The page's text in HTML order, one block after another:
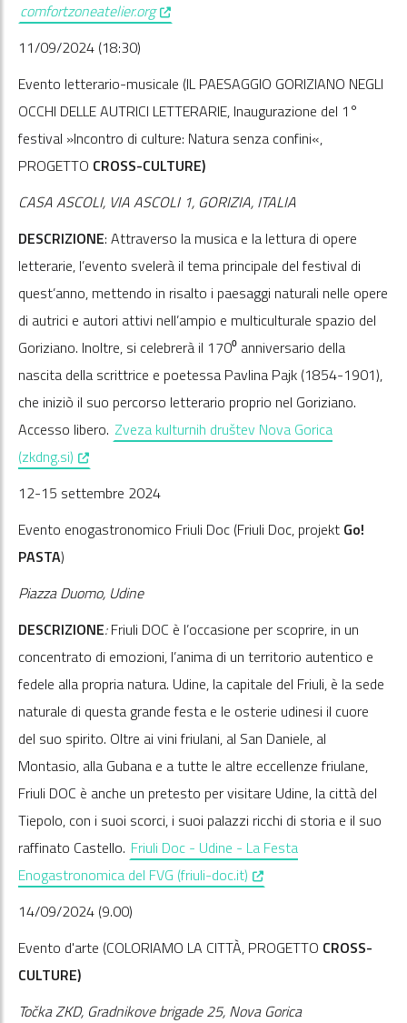
comfortzoneatelier.org, opens in a new window
11/09/2024 (18:30)
Evento letterario-musicale (IL PAESAGGIO GORIZIANO NEGLI
OCCHI DELLE AUTRICI LETTERARIE, Inaugurazione del 1°
festival »Incontro di culture: Natura senza confini«,
PROGETTO CROSS-CULTURE)
CASA ASCOLI, VIA ASCOLI 1, GORIZIA, ITALIA
DESCRIZIONE: Attraverso la musica e la lettura di opere
letterarie, l’evento svelerà il tema principale del festival di
quest’anno, mettendo in risalto i paesaggi naturali nelle opere
di autrici e autori attivi nell’ampio e multiculturale spazio del
Goriziano. Inoltre, si celebrerà il 170⁰ anniversario della
nascita della scrittrice e poetessa Pavlina Pajk (1854-1901),
che iniziò il suo percorso letterario proprio nel Goriziano.
Accesso libero. Zveza kulturnih društev Nova Gorica
(zkdng.si) , opens in a new window
12-15 settembre 2024
Evento enogastronomico Friuli Doc (Friuli Doc, projekt Go!
PASTA)
Piazza Duomo, Udine
DESCRIZIONE:Friuli DOC è l’occasione per scoprire, in un
concentrato di emozioni, l’anima di un territorio autentico e
fedele alla propria natura. Udine, la capitale del Friuli, è la sede
naturale di questa grande festa e le osterie udinesi il cuore
del suo spirito. Oltre ai vini friulani, al San Daniele, al
Montasio, alla Gubana e a tutte le altre eccellenze friulane,
Friuli DOC è anche un pretesto per visitare Udine, la città del
Tiepolo, con i suoi scorci, i suoi palazzi ricchi di storia e il suo
raffinato Castello. Friuli Doc - Udine - La Festa
Enogastronomica del FVG (friuli-doc.it) , opens in a new window
14/09/2024 (9.00)
Evento d'arte (COLORIAMO LA CITTÀ, PROGETTO CROSS-
CULTURE)
Točka ZKD, Gradnikove brigade 25, Nova Gorica